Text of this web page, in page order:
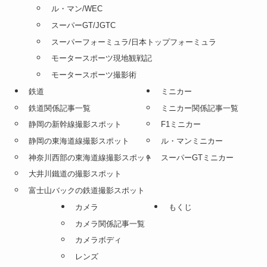
ル・マン/WEC
スーパーGT/JGTC
スーパーフォーミュラ/日本トップフォーミュラ
モータースポーツ現地観戦記
モータースポーツ撮影術
鉄道
鉄道関係記事一覧
静岡の新幹線撮影スポット
静岡の東海道線撮影スポット
神奈川西部の東海道線撮影スポット
大井川鐵道の撮影スポット
富士山バックの鉄道撮影スポット
ミニカー
ミニカー関係記事一覧
F1ミニカー
ル・マンミニカー
スーパーGTミニカー
カメラ
カメラ関係記事一覧
カメラボディ
レンズ
もくじ